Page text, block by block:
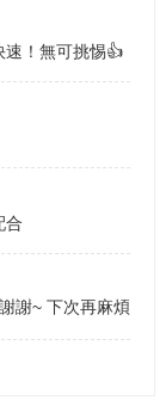
！無可挑惕👍
謝~ 下次再麻煩